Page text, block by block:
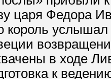
царя Федора
король
в ходе
к